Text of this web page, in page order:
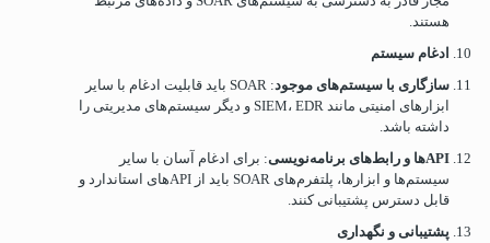
هستند.
ادغام سیستم
سازگاری با سیستم‌های موجود
: SOAR باید قابلیت ادغام با سایر
ابزارهای امنیتی مانند SIEM، EDR و دیگر سیستم‌های مدیریتی را
داشته باشد.
APIها و رابط‌های برنامه‌نویسی: برای ادغام آسان با سایر
سیستم‌ها و ابزارها، پلتفرم‌های SOAR باید از APIهای استاندارد و
قابل دسترس پشتیبانی کنند.
پشتیبانی و نگهداری